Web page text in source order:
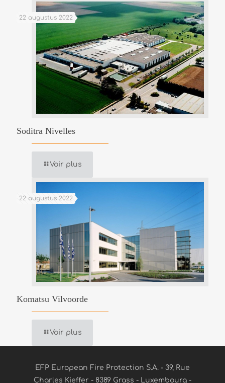
22 augustus 2022
Soditra Nivelles
Voir plus
22 augustus 2022
Komatsu Vilvoorde
Voir plus
EFP European Fire Protection S.A. - 39, Rue
Charles Kieffer - 8389 Grass - Luxembourg -